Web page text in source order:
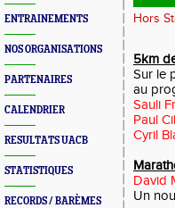
ENTRAINEMENTS
NOS ORGANISATIONS
PARTENAIRES
CALENDRIER
RESULTATS UACB
STATISTIQUES
RECORDS / BARÈMES
Hors
5km
Sur le
au
Sauli
Paul
Cyril
David
Un